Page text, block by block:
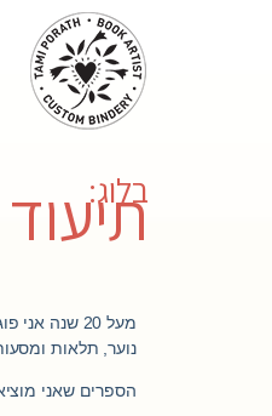
בלוג:
מעל 20
נוער, תלאות
הספרים שאני מוציאה מודפסים